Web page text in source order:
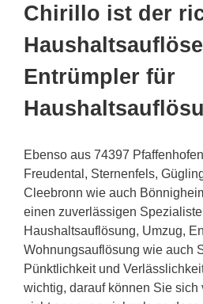
Chirillo ist der
Entrümpler für
Ebenso aus 74397
Freudental, Sternenfels,
Cleebronn wie auch
einen zuverlässigen
Haushaltsauflösung, Umzug,
Wohnungsauflösung wie auch
Pünktlichkeit und
wichtig, darauf können Sie sich